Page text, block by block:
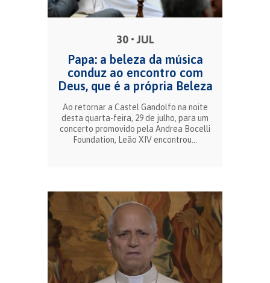
30 • JUL
Papa: a beleza da música
conduz ao encontro com
Deus, que é a própria Beleza
Ao retornar a Castel Gandolfo na noite
desta quarta-feira, 29 de julho, para um
concerto promovido pela Andrea Bocelli
Foundation, Leão XIV encontrou...